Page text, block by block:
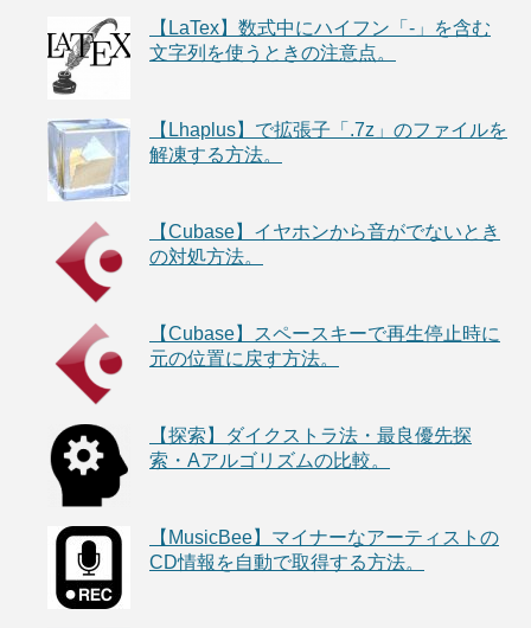
【LaTex】数式中にハイフン「-」を含む
文字列を使うときの注意点。
【Lhaplus】で拡張子「.7z」のファイルを
解凍する方法。
【Cubase】イヤホンから音がでないとき
の対処方法。
【Cubase】スペースキーで再生停止時に
元の位置に戻す方法。
【探索】ダイクストラ法・最良優先探
索・Aアルゴリズムの比較。
【MusicBee】マイナーなアーティストの
CD情報を自動で取得する方法。